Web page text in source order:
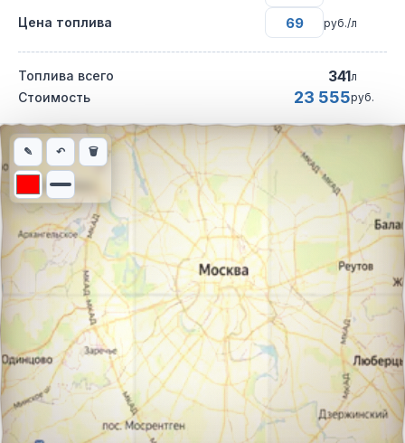
Цена топлива руб./л
Топлива всего 341л
Стоимость 23 555руб.
Интерактивная карта автомобильного маршрута из города
✎ ↶ 🗑